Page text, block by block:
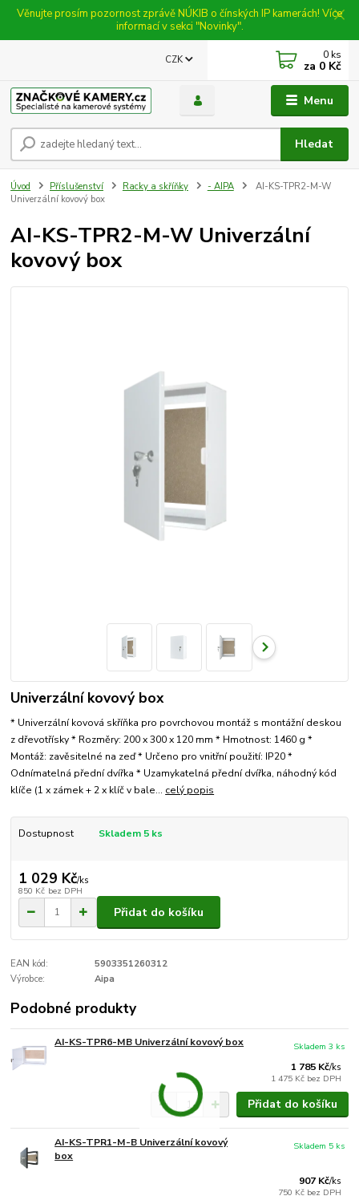
Věnujte prosím pozornost zprávě NÚKIB o čínských IP kamerách! Více
informací v sekci "Novinky".
Menu
CZK
Hledat
0 ks
za 0 Kč
Úvod Příslušenství Racky a skříňky - AIPA
AI-KS-TPR2-M-W
Univerzální kovový box
AI-KS-TPR2-M-W Univerzální
kovový box
Univerzální kovový box
* Univerzální kovová skříňka pro povrchovou montáž s montážní deskou
z dřevotřísky * Rozměry: 200 x 300 x 120 mm * Hmotnost: 1460 g *
Montáž: zavěsitelné na zeď * Určeno pro vnitřní použití: IP20 *
Odnímatelná přední dvířka * Uzamykatelná přední dvířka, náhodný kód
klíče (1 x zámek + 2 x klíč v bale... celý popis
Dostupnost Skladem 5 ks
1 029 Kč/ks
850 Kč bez DPH
Přidat do košíku
EAN kód:
5903351260312
Výrobce:
Aipa
Podobné produkty
AI-KS-TPR6-MB Univerzální kovový box
1 785 Kč/ks
1 475 Kč bez DPH
Skladem 3 ks
Přidat do košíku
AI-KS-TPR1-M-B Univerzální kovový
box
907 Kč/ks
750 Kč bez DPH
Skladem 5 ks